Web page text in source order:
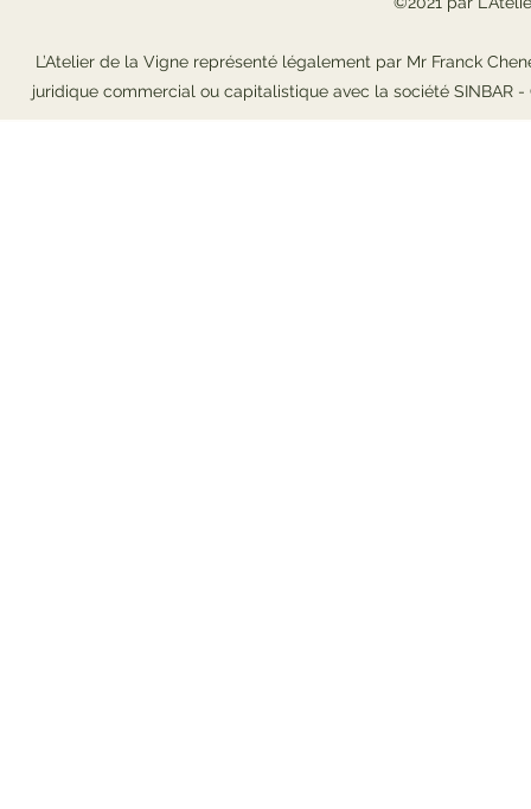
L’Atelier de la Vigne représenté légalement par Mr Franck
juridique commercial ou capitalistique avec la société SINBAR